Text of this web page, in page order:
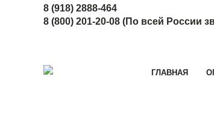
8 (918) 2888-464
8 (800) 201-20-08 (По всей России
ГЛАВНАЯ